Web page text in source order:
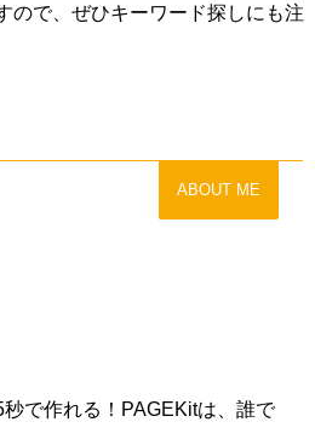
ので、ぜひキーワード探しにも注
ABOUT ME
で作れる！PAGEKitは、誰で